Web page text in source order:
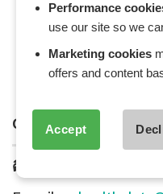
CONTACT
ติดต่อทีมงาน:
Performance
use our site so we
Marketing cookies
offers and content
Accept